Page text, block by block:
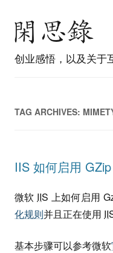
创业感悟，以及关于
TAG ARCHIVES:
IIS 如何启用
微软 IIS 上如何启用
化规则并且正在使用
基本步骤可以参考微软